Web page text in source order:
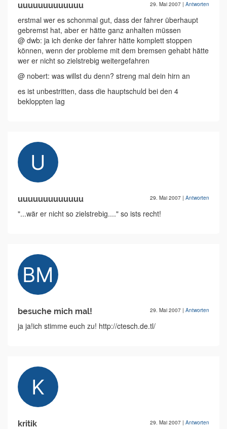
uuuuuuuuuuuuu 29. Mai 2007 | Antworten
erstmal wer es schonmal gut, dass der fahrer überhaupt
gebremst hat, aber er hätte ganz anhalten müssen
@ dwb: ja ich denke der fahrer hätte komplett stoppen
können, wenn der probleme mit dem bremsen gehabt hätte
wer er nicht so zielstrebig weitergefahren
@ nobert: was willst du denn? streng mal dein hirn an
es ist unbestritten, dass die hauptschuld bei den 4
bekloppten lag
uuuuuuuuuuuuu 29. Mai 2007 | Antworten
"...wär er nicht so zielstrebig...." so ists recht!
besuche mich mal! 29. Mai 2007 | Antworten
ja ja!ich stimme euch zu! http://ctesch.de.tl/
kritik 29. Mai 2007 | Antworten